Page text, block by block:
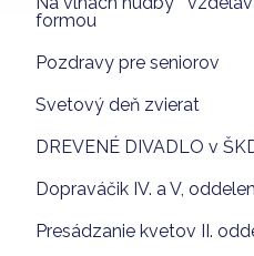
formou
Pozdravy pre seniorov
Svetový deň zvierat
DREVENÉ DIVADLO v
Dopraváčik IV. a V,
Presádzanie kvetov II.